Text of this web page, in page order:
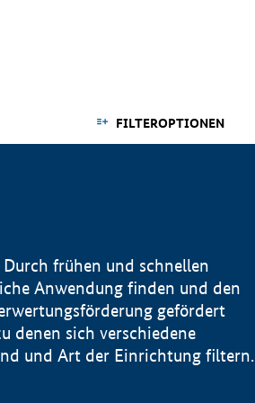
FILTEROPTIONEN
frühen und schnellen
Anwendung finden und den
gefördert
denen sich verschiedene
und Art der Einrichtung filtern.